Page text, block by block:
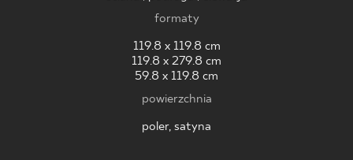
KONTAKT
SK DE
formaty
119.8 x 119.8 cm
119.8 x 279.8 cm
59.8 x 119.8 cm
powierzchnia
poler, satyna